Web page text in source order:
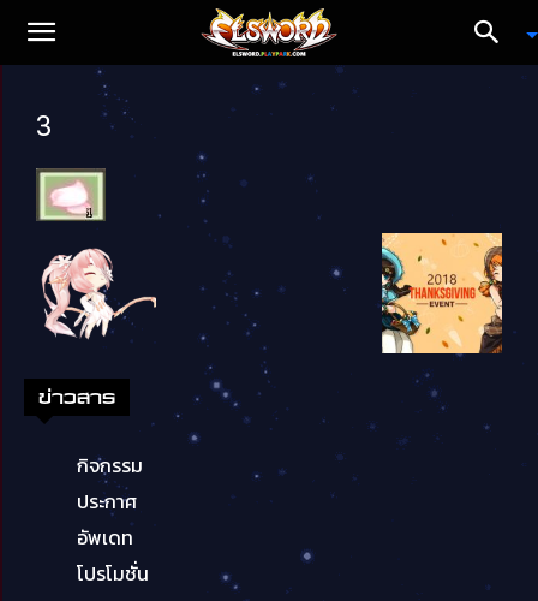
3
ข่าวสาร
กิจกรรม
ประกาศ
อัพเดท
โปรโมชั่น